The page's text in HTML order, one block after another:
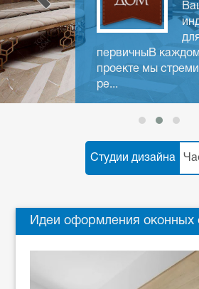
первичныВ
проекте мы
ре...
Студии дизайна
Идеи оформления оконных